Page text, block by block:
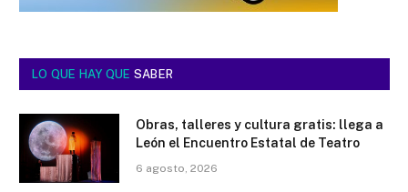
LO QUE HAY QUE SABER
Obras, talleres y cultura gratis: llega a
León el Encuentro Estatal de Teatro
6 agosto, 2026